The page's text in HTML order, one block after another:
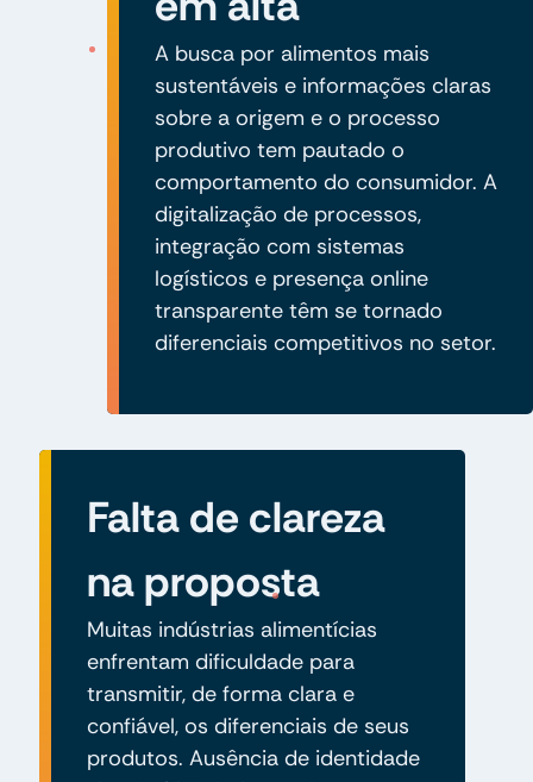
A busca por alimentos mais
sustentáveis e informações claras
sobre a origem e o processo
produtivo tem pautado o
comportamento do consumidor. A
digitalização de processos,
integração com sistemas
logísticos e presença online
transparente têm se tornado
diferenciais competitivos no setor.
Falta de clareza
na proposta
Muitas indústrias alimentícias
enfrentam dificuldade para
transmitir, de forma clara e
confiável, os diferenciais de seus
produtos. Ausência de identidade